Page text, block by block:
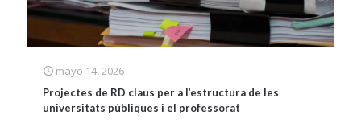
mayo 14, 2026
Projectes de RD claus per a l’estructura de les
universitats públiques i el professorat